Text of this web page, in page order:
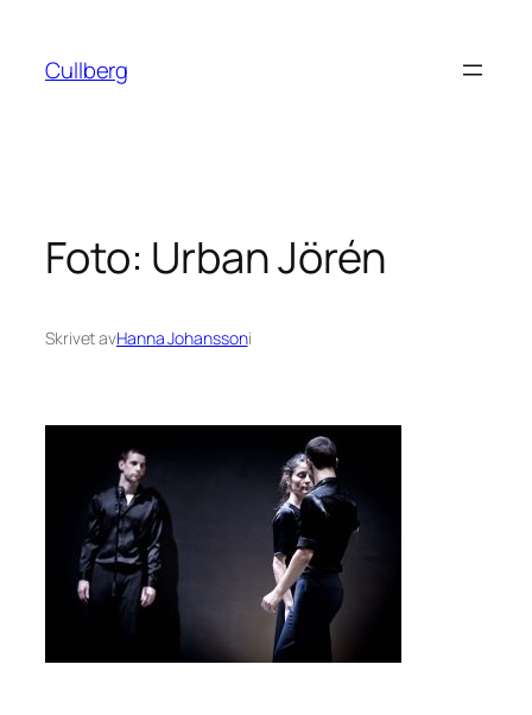
innehåll
Cullberg
Foto: Urban Jörén
Skrivet avHanna Johanssoni